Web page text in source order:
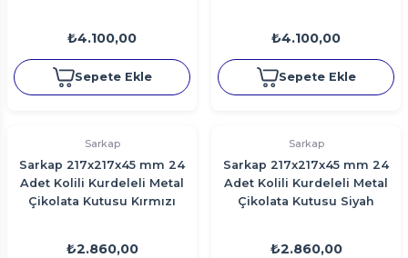
₺4.100,00
Sepete Ekle
₺4.100,00
Sepete Ekle
Sarkap
Sarkap 217x217x45 mm 24
Adet Kolili Kurdeleli Metal
Çikolata Kutusu Kırmızı
₺2.860,00
Sarkap
Sarkap 217x217x45 mm 24
Adet Kolili Kurdeleli Metal
Çikolata Kutusu Siyah
₺2.860,00